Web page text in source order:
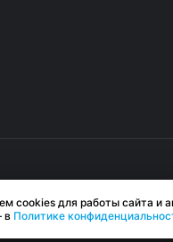
cookies для работы сайта и
в Политике